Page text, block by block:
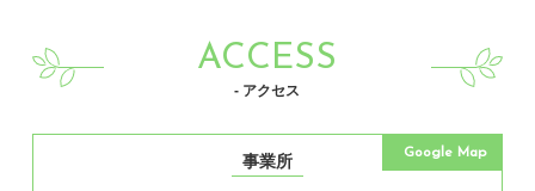
ACCESS
- アクセス
事業所 Google Map